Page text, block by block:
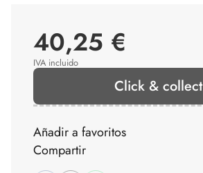
40,25 €
IVA incluido
Click & collect
Añadir a favoritos
Compartir